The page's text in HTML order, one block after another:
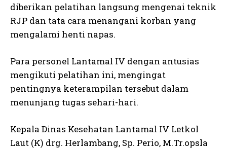
diberikan pelatihan langsung mengenai teknik
RJP dan tata cara menangani korban yang
mengalami henti napas.
Para personel Lantamal IV dengan antusias
mengikuti pelatihan ini, mengingat
pentingnya keterampilan tersebut dalam
menunjang tugas sehari-hari.
Kepala Dinas Kesehatan Lantamal IV Letkol
Laut (K) drg. Herlambang, Sp. Perio, M.Tr.opsla